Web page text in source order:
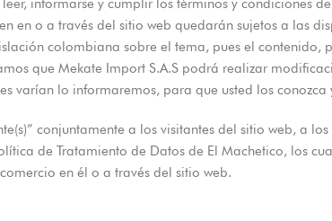
informarse y cumplir los términos y condiciones
en o a través del sitio web quedarán sujetos a las
colombiana sobre el tema, pues el contenido,
que Mekate Import S.A.S podrá realizar
varían lo informaremos, para que usted los conozca
conjuntamente a los visitantes del sitio web, a
de Tratamiento de Datos de El Machetico, los
en él o a través del sitio web.